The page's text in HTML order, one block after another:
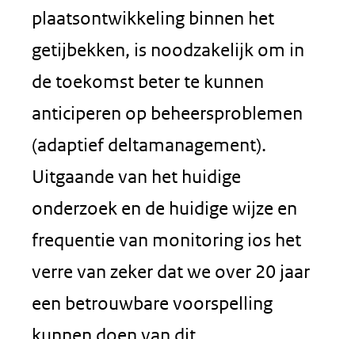
plaatsontwikkeling binnen het
getijbekken, is noodzakelijk om in
de toekomst beter te kunnen
anticiperen op beheersproblemen
(adaptief deltamanagement).
Uitgaande van het huidige
onderzoek en de huidige wijze en
frequentie van monitoring ios het
verre van zeker dat we over 20 jaar
een betrouwbare voorspelling
kunnen doen van dit